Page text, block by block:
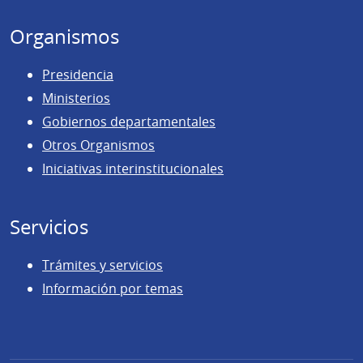
Organismos
Presidencia
Ministerios
Gobiernos departamentales
Otros Organismos
Iniciativas interinstitucionales
Servicios
Trámites y servicios
Información por temas